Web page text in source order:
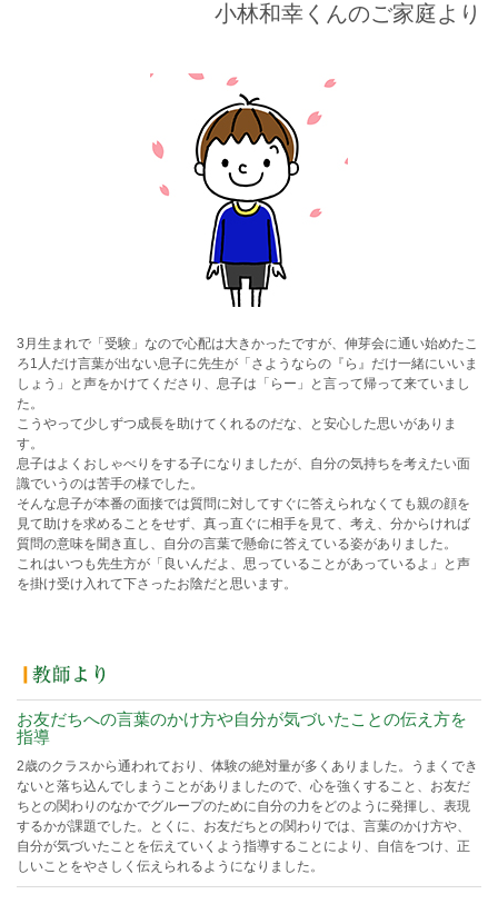
小林和幸くんのご家庭より
3月生まれで「受験」なので心配は大きかったですが、伸芽会に通い始めたこ
ろ1人だけ言葉が出ない息子に先生が「さようならの『ら』だけ一緒にいいま
しょう」と声をかけてくださり、息子は「らー」と言って帰って来ていまし
た。
こうやって少しずつ成長を助けてくれるのだな、と安心した思いがありま
す。
息子はよくおしゃべりをする子になりましたが、自分の気持ちを考えたい面
識でいうのは苦手の様でした。
そんな息子が本番の面接では質問に対してすぐに答えられなくても親の顔を
見て助けを求めることをせず、真っ直ぐに相手を見て、考え、分からければ
質問の意味を聞き直し、自分の言葉で懸命に答えている姿がありました。
これはいつも先生方が「良いんだよ、思っていることがあっているよ」と声
を掛け受け入れて下さったお陰だと思います。
お友だちへの言葉のかけ方や自分が気づいたことの伝え方を
指導
2歳のクラスから通われており、体験の絶対量が多くありました。うまくでき
ないと落ち込んでしまうことがありましたので、心を強くすること、お友だ
ちとの関わりのなかでグループのために自分の力をどのように発揮し、表現
するかが課題でした。とくに、お友だちとの関わりでは、言葉のかけ方や、
自分が気づいたことを伝えていくよう指導することにより、自信をつけ、正
しいことをやさしく伝えられるようになりました。